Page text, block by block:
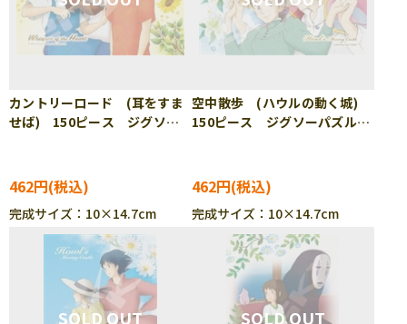
カントリーロード (耳をすま
せば) 150ピース ジグソー
462円
完成サイズ：10×14.7cm
空中散歩 (ハウルの動く城)
150ピース ジグソーパズル
462円
完成サイズ：10×14.7cm